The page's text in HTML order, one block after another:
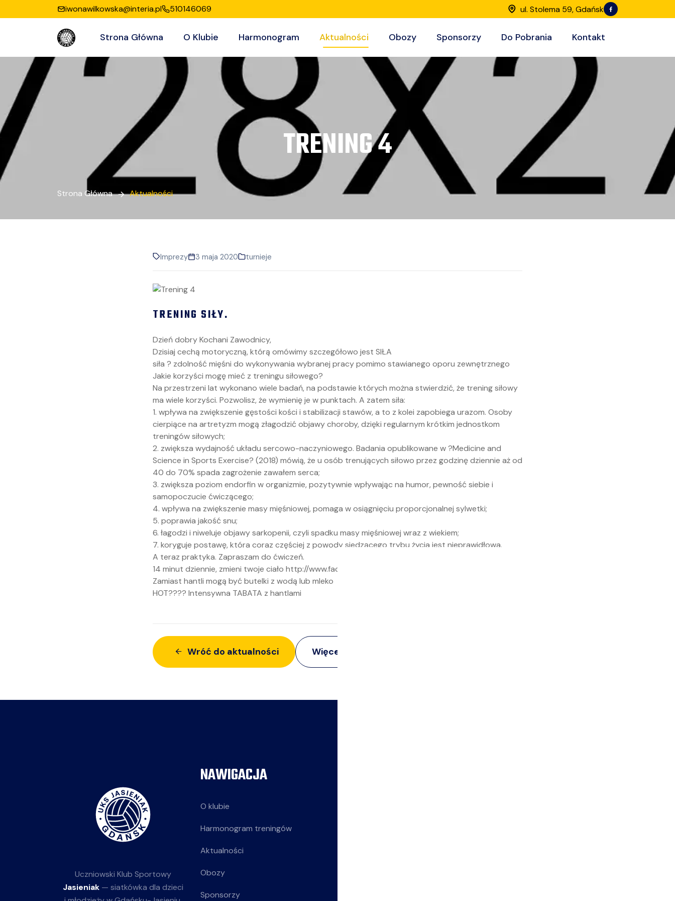
iwonawilkowska@interia.pl 510146069 ul. Stolema 59, Gdańsk
Strona Główna O Klubie Harmonogram Aktualności Obozy Sponsorzy Do Pobrania Kontakt
TRENING 4
Strona Główna Aktualności
Imprezy 3 maja 2020 turnieje
TRENING SIŁY.
Dzień dobry Kochani Zawodnicy,
Dzisiaj cechą motoryczną, którą omówimy szczegółowo jest SIŁA
siła ? zdolność mięśni do wykonywania wybranej pracy pomimo stawianego oporu zewnętrznego
Jakie korzyści mogę mieć z treningu siłowego?
Na przestrzeni lat wykonano wiele badań, na podstawie których można stwierdzić, że trening siłowy
ma wiele korzyści. Pozwolisz, że wymienię je w punktach. A zatem siła:
1. wpływa na zwiększenie gęstości kości i stabilizacji stawów, a to z kolei zapobiega urazom. Osoby
cierpiące na artretyzm mogą złagodzić objawy choroby, dzięki regularnym krótkim jednostkom
treningów siłowych;
2. zwiększa wydajność układu sercowo-naczyniowego. Badania opublikowane w ?Medicine and
Science in Sports Exercise? (2018) mówią, że u osób trenujących siłowo przez godzinę dziennie aż od
40 do 70% spada zagrożenie zawałem serca;
3. zwiększa poziom endorfin w organizmie, pozytywnie wpływając na humor, pewność siebie i
samopoczucie ćwiczącego;
4. wpływa na zwiększenie masy mięśniowej, pomaga w osiągnięciu proporcjonalnej sylwetki;
5. poprawia jakość snu;
6. łagodzi i niweluje objawy sarkopenii, czyli spadku masy mięśniowej wraz z wiekiem;
7. koryguje postawę, która coraz częściej z powody siedzącego trybu życia jest nieprawidłowa.
A teraz praktyka. Zapraszam do ćwiczeń.
14 minut dziennie, zmieni twoje ciało http://www.facebook.com/twojecialo
Zamiast hantli mogą być butelki z wodą lub mleko
HOT???? Intensywna TABATA z hantlami
Wróć do aktualności Więcej z:
Uczniowski Klub Sportowy
Jasieniak— siatkówka dla dzieci
NAWIGACJA
O klubie
Harmonogram treningów
Aktualności
Obozy
Sponsorzy